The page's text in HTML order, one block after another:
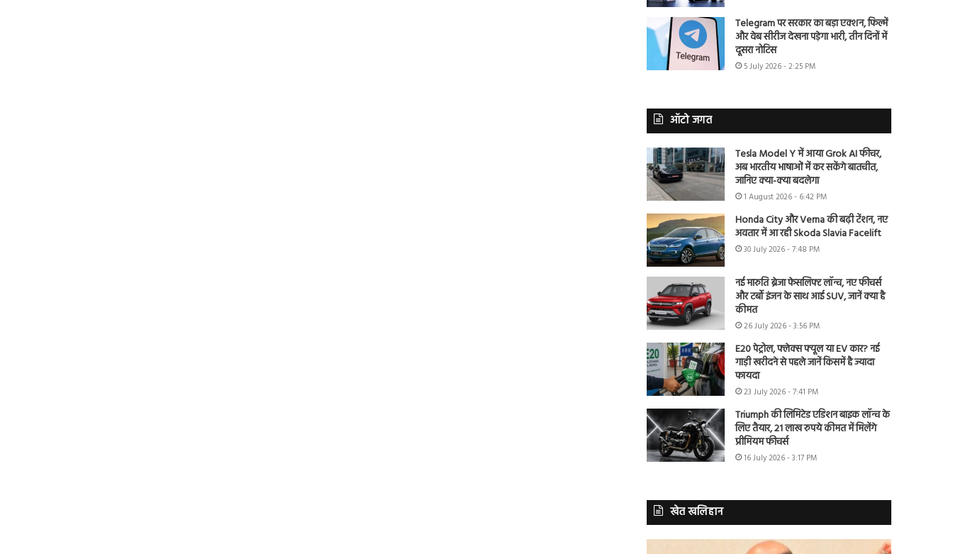
Telegram पर सरकार का बड़ा एक्शन, फिल्में
और वेब सीरीज देखना पड़ेगा भारी, तीन दिनों में
दूसरा नोटिस
5 July 2026 - 2:25 PM
ऑटो जगत
Tesla Model Y में आया Grok AI फीचर,
अब भारतीय भाषाओं में कर सकेंगे बातचीत,
जानिए क्या-क्या बदलेगा
1 August 2026 - 6:42 PM
Honda City और Verna की बढ़ी टेंशन, नए
अवतार में आ रही Skoda Slavia Facelift
30 July 2026 - 7:48 PM
नई मारुति ब्रेजा फेसलिफ्ट लॉन्च, नए फीचर्स
और टर्बो इंजन के साथ आई SUV, जानें क्या है
कीमत
26 July 2026 - 3:56 PM
E20 पेट्रोल, फ्लेक्स फ्यूल या EV कार? नई
गाड़ी खरीदने से पहले जानें किसमें है ज्यादा
फायदा
23 July 2026 - 7:41 PM
Triumph की लिमिटेड एडिशन बाइक लॉन्च के
लिए तैयार, 21 लाख रुपये कीमत में मिलेंगे
प्रीमियम फीचर्स
16 July 2026 - 3:17 PM
खेत खलिहान